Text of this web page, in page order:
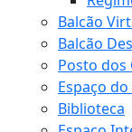
Balcão
Balcão
Posto dos
Espaço
Biblioteca